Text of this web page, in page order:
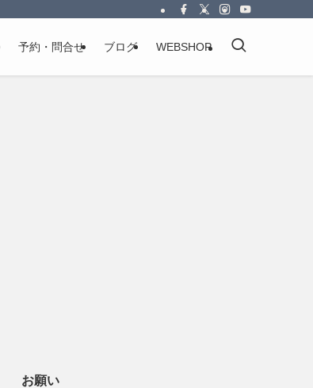
予約・問合せ ブログ WEBSHOP
お願い